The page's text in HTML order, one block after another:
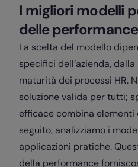
I migliori modelli
delle
La scelta del modello
specifici dell’azienda,
maturità dei processi HR.
soluzione valida per tutti;
efficace combina elementi
seguito, analizziamo i
applicazioni pratiche.
della performance